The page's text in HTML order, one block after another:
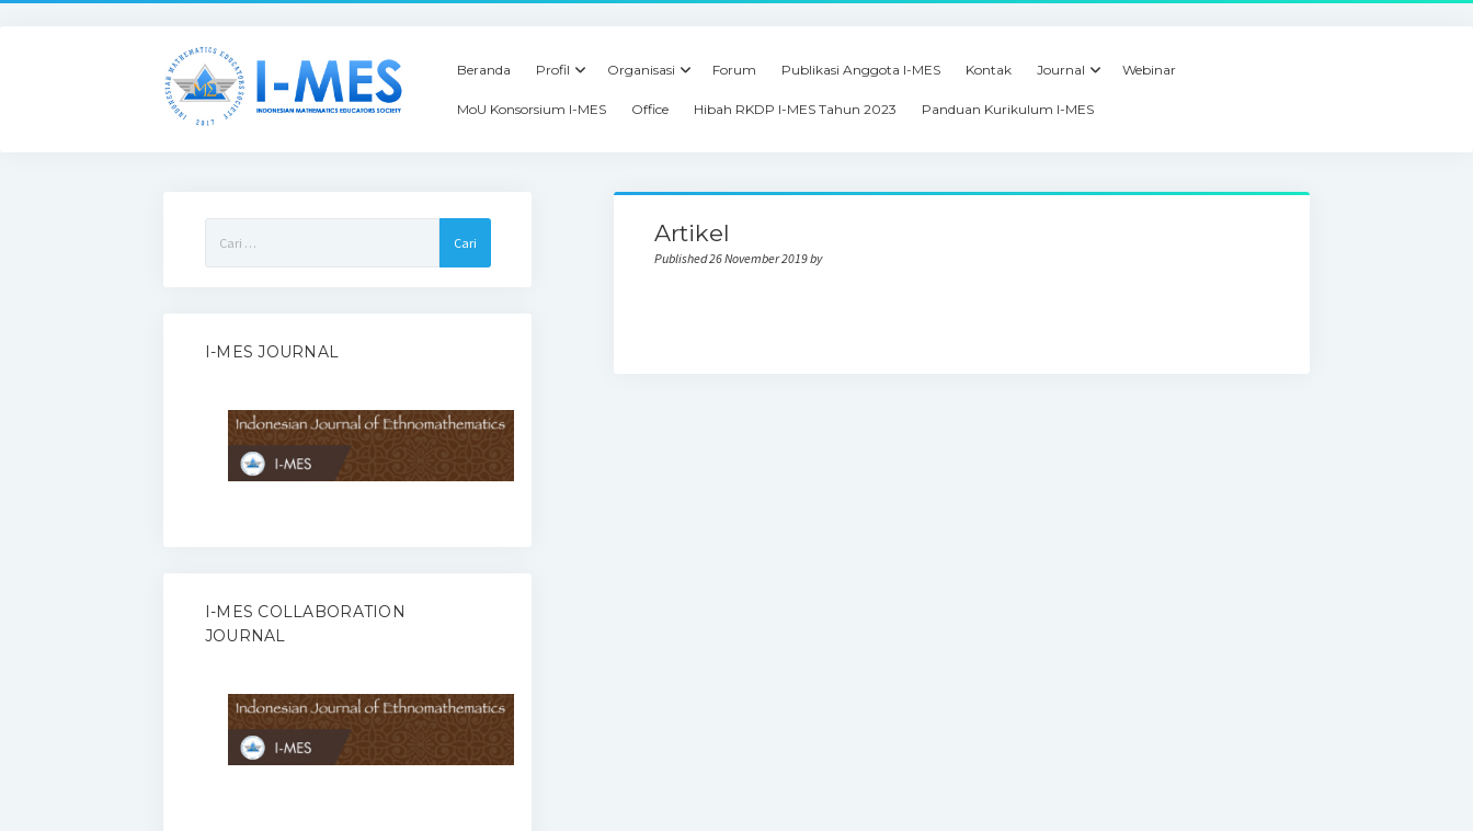
Beranda Profil Organisasi Forum Publikasi Anggota I-MES Kontak Journal Webinar
MoU Konsorsium I-MES Office Hibah RKDP I-MES Tahun 2023 Panduan Kurikulum I-MES
untuk:
I-MES JOURNAL
I-MES COLLABORATION
JOURNAL
Artikel
Published 26 November 2019 by